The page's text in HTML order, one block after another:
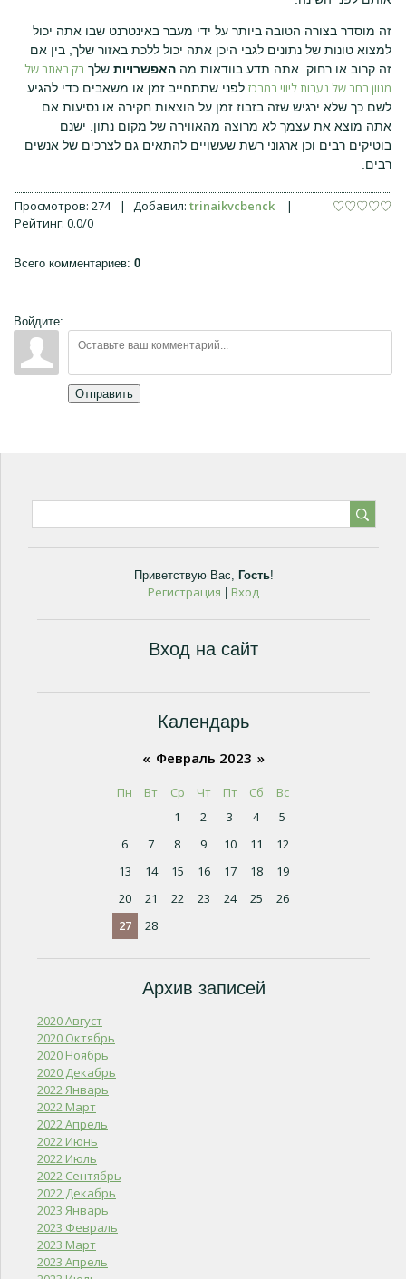
זה מוסדר בצורה הטובה ביותר על ידי מעבר באינטרנט שבו אתה יכול
למצוא טונות של נתונים לגבי היכן אתה יכול ללכת באזור שלך, בין אם
זה קרוב או רחוק. אתה תדע בוודאות מה האפשרויות שלך רק באתר של
מגוון רחב של נערות ליווי במרכז לפני שתתחייב זמן או משאבים כדי להגיע
לשם כך שלא ירגיש שזה בזבוז זמן על הוצאות חקירה או נסיעות אם
אתה מוצא את עצמך לא מרוצה מהאווירה של מקום נתון. ישנם
בוטיקים רבים וכן ארגוני רשת שעשויים להתאים גם לצרכים של אנשים
רבים.
Просмотров: 274 | Добавил: trinaikvcbenck
|
Рейтинг: 0.0/0
Всего комментариев: 0
Войдите:
Отправить
Приветствую Вас, Гость!
Регистрация Вход
Вход на сайт
Календарь
« Февраль 2023 »
Пн Вт Ср Чт Пт Сб
Вс
1
2 3 4
5
6
7 8 9 10 11
12
13
14 15 16 17 18
19
20
21 22 23 24 25
26
27
28
Архив записей
2020 Август
2020 Октябрь
2020 Ноябрь
2020 Декабрь
2022 Январь
2022 Март
2022 Апрель
2022 Июнь
2022 Июль
2022 Сентябрь
2022 Декабрь
2023 Январь
2023 Февраль
2023 Март
2023 Апрель